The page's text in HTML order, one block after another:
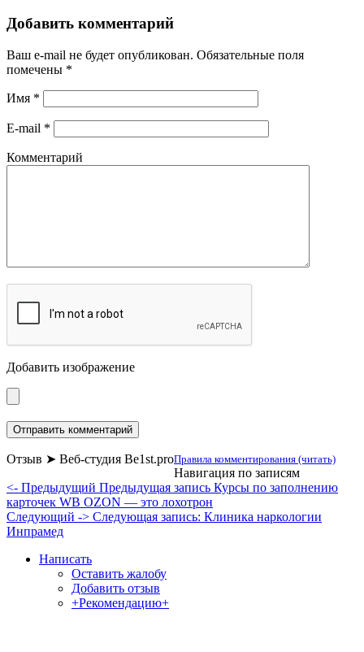
Добавить комментарий
Ваш e-mail не будет опубликован. Обязательные поля
помечены *
Имя *
E-mail *
Комментарий
Добавить изображение
Правила комментирования (читать)
Отзыв ➤ Веб-студия Be1st.pro
Навигация по записям
<- Предыдущий Предыдущая запись Курсы по заполнению
карточек WB OZON — это лохотрон
Следующий -> Следующая запись: Клиника наркологии
Инпрамед
Написать
Оставить жалобу
Добавить отзыв
+Рекомендацию+